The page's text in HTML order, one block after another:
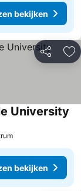
bekijken
Delen
University
bekijken